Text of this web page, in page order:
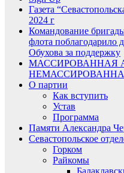
Газета
2024 г
Командование
флота поблагодарило
Обухова за поддержку
МАССИРОВАННАЯ
О партии
Как вступить
Устав
Программа
Памяти Александра
Севастопольское
Горком
Райкомы